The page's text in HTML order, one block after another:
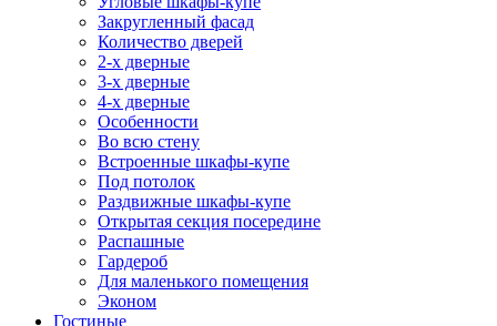
Закругленный фасад
Количество дверей
2-х дверные
3-х дверные
4-х дверные
Особенности
Во всю стену
Встроенные шкафы-купе
Под потолок
Раздвижные шкафы-купе
Открытая секция посередине
Распашные
Гардероб
Для маленького помещения
Эконом
Гостиные